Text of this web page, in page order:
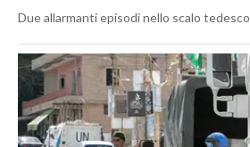
Due allarmanti episodi nello scalo tedesco